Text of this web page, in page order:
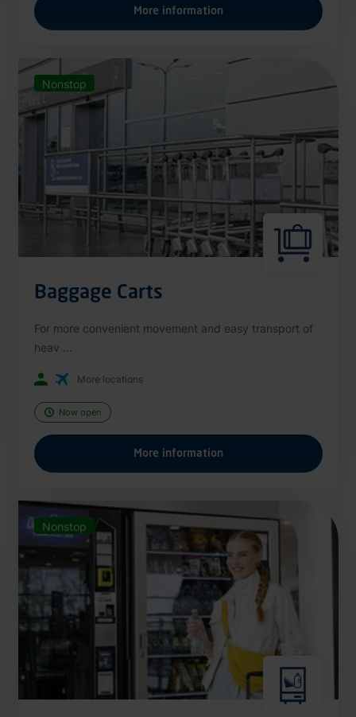
More information
Nonstop
Baggage Carts
For more convenient movement and easy transport of
heav ...
More locations
Now open
More information
Nonstop